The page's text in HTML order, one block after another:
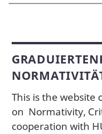
This is the website
on Normativity,
cooperation with